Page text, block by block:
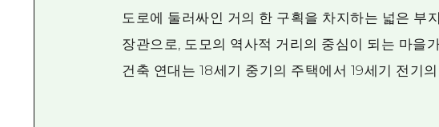
도로에 둘러싸인 거의 한 구획을 차지하는 넓은 부
장관으로, 도모의 역사적 거리의 중심이 되는 마을
건축 연대는 18세기 중기의 주택에서 19세기 전기